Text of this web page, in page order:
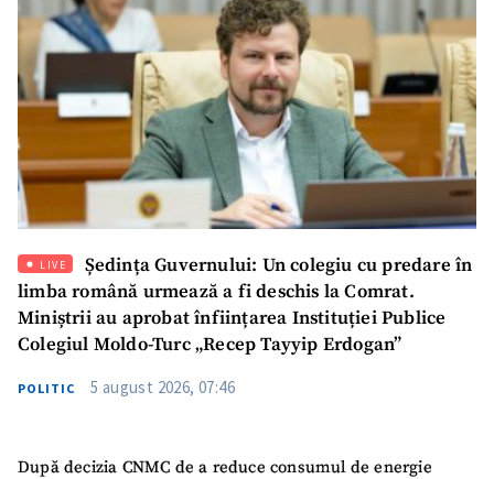
LIVE
Ședința Guvernului: Un colegiu cu predare în
limba română urmează a fi deschis la Comrat.
Miniștrii au aprobat înființarea Instituției Publice
Colegiul Moldo-Turc „Recep Tayyip Erdogan”
POLITIC 5 august 2026, 07:46
După decizia CNMC de a reduce consumul de energie
CONTACT SURSĂ
Sursă anonimă
Nume+ Numele meu
Email+ Emailul meu
Telefon
+ Telefon personal
Am citit și sunt de
acord cupolitica de